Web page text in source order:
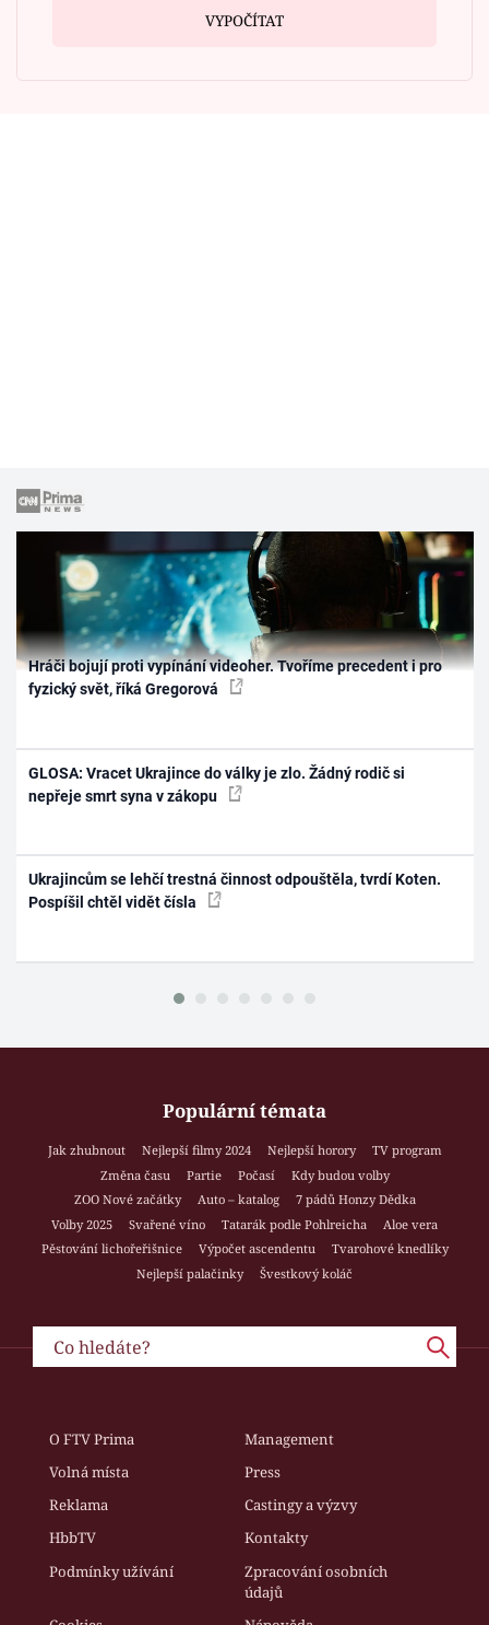
VYPOČÍTAT
Hráči bojují proti vypínání videoher. Tvoříme precedent i pro
fyzický svět, říká Gregorová
GLOSA: Vracet Ukrajince do války je zlo. Žádný rodič si
nepřeje smrt syna v zákopu
Ukrajincům se lehčí trestná činnost odpouštěla, tvrdí Koten.
Pospíšil chtěl vidět čísla
Populární témata
Jak zhubnout Nejlepší filmy 2024 Nejlepší horory
TV program
Změna času
Partie Počasí
Kdy budou volby
ZOO Nové začátky
Auto – katalog
7 pádů Honzy Dědka
Volby 2025
Svařené víno Tatarák podle Pohlreicha
Aloe vera
Pěstování lichořeřišnice
Výpočet ascendentu
Tvarohové knedlíky
Nejlepší palačinky
Švestkový koláč
O FTV Prima
Management
Volná místa
Press
Reklama
Castingy a výzvy
HbbTV
Kontakty
Podmínky užívání
Zpracování osobních
údajů